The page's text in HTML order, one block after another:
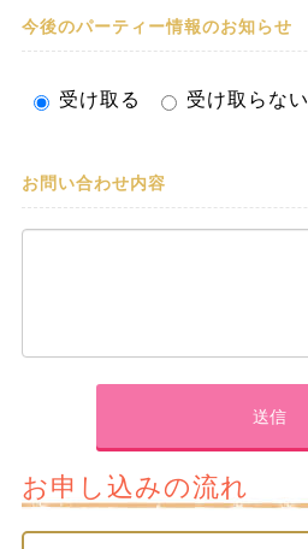
今後のパーティー情報のお知らせ
受け取る 受け取らない
お問い合わせ内容
お申し込みの流れ